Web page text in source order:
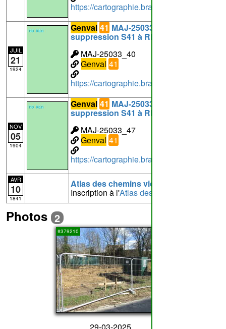
https://cartographie.brabantwallon.be/
JUIL
21
1924
Genval 41 MAJ-25033_40:
suppression S41 à RIXENSART
MAJ-25033_40
Genval 41
https://cartographie.brabantwallon.be/
NOV
05
1904
Genval 41 MAJ-25033_47:
suppression S41 à RIXENSART
MAJ-25033_47
Genval 41
https://cartographie.brabantwallon.be/
AVR
10
1841
Atlas des chemins vicinaux de Genval
Inscription à l'Atlas des chemins vicinaux
Photos 2
#379210
29-03-2025